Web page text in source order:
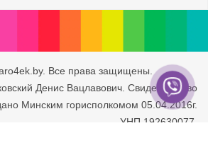
Все права защищены.
Денис Вацлавович. Свидетельство
Минским горисполкомом 05.04.2016г.
УНП 192630077.